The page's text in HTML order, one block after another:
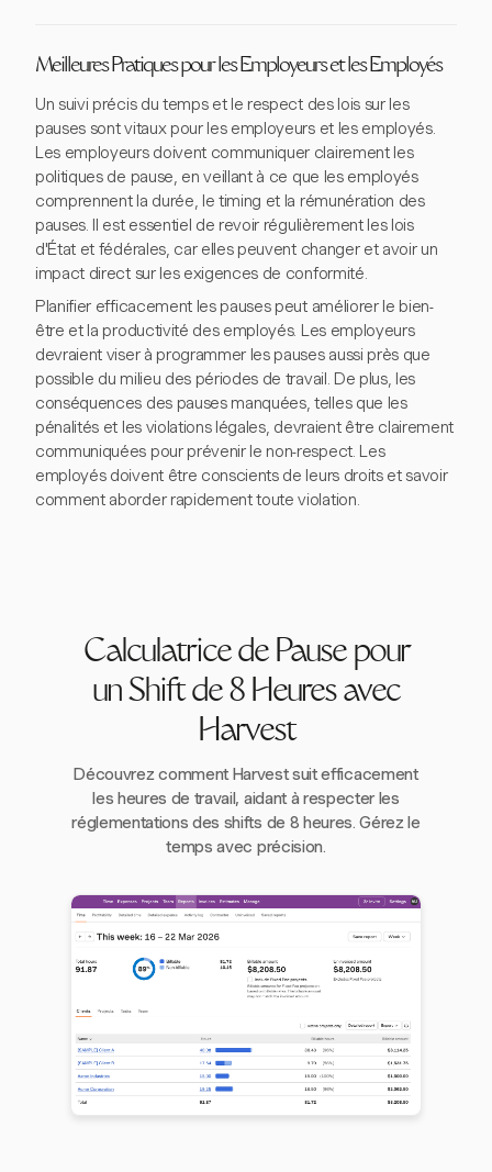
Meilleures Pratiques pour les Employeurs et les Employés
Un suivi précis du temps et le respect des lois sur les
pauses sont vitaux pour les employeurs et les employés.
Les employeurs doivent communiquer clairement les
politiques de pause, en veillant à ce que les employés
comprennent la durée, le timing et la rémunération des
pauses. Il est essentiel de revoir régulièrement les lois
d'État et fédérales, car elles peuvent changer et avoir un
impact direct sur les exigences de conformité.
Planifier efficacement les pauses peut améliorer le bien-
être et la productivité des employés. Les employeurs
devraient viser à programmer les pauses aussi près que
possible du milieu des périodes de travail. De plus, les
conséquences des pauses manquées, telles que les
pénalités et les violations légales, devraient être clairement
communiquées pour prévenir le non-respect. Les
employés doivent être conscients de leurs droits et savoir
comment aborder rapidement toute violation.
Calculatrice de Pause pour
un Shift de 8 Heures avec
Harvest
Découvrez comment Harvest suit efficacement
les heures de travail, aidant à respecter les
réglementations des shifts de 8 heures. Gérez le
temps avec précision.